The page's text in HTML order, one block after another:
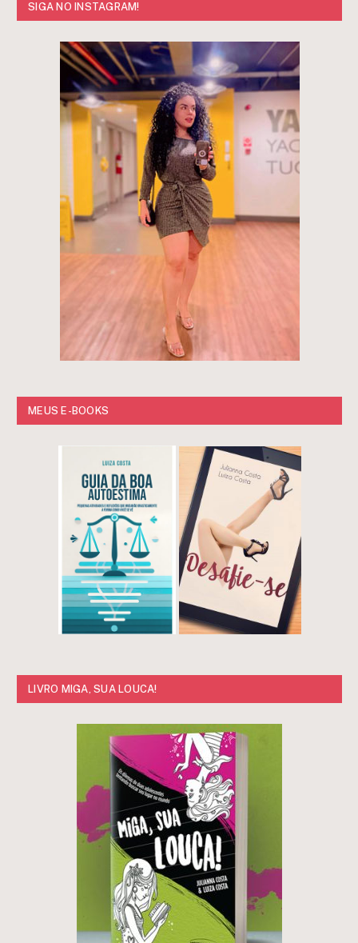
SIGA NO INSTAGRAM!
MEUS E-BOOKS
LIVRO MIGA, SUA LOUCA!